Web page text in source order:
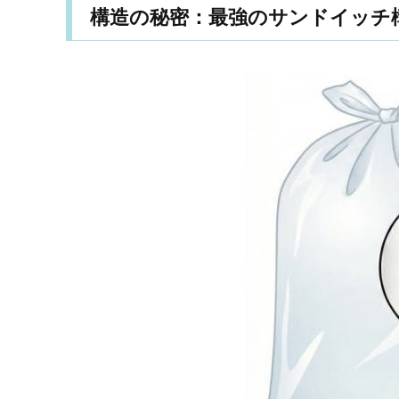
構造の秘密：最強のサンドイッチ